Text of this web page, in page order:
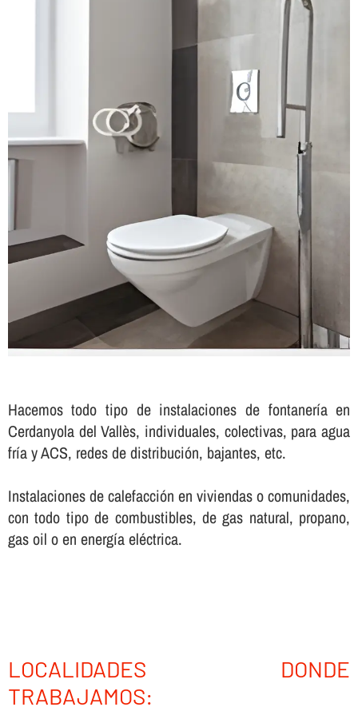
Hacemos todo tipo de instalaciones de fontanerí­a en
Cerdanyola del Vallès, individuales, colectivas, para agua
frí­a y ACS, redes de distribución, bajantes, etc.
Instalaciones de calefacción en viviendas o comunidades,
con todo tipo de combustibles, de gas natural, propano,
gas oil o en energí­a eléctrica.
LOCALIDADES DONDE
TRABAJAMOS: